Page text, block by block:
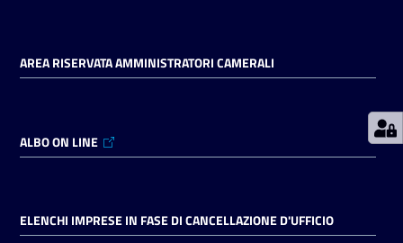
Accedi
AREA RISERVATA AMMINISTRATORI CAMERALI
ALBO ON LINE
ELENCHI IMPRESE IN FASE DI CANCELLAZIONE D'UFFICIO